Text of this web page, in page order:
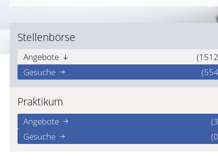
Stellenbörse
Angebote
Gesuche
Praktikum
Angebote
Gesuche